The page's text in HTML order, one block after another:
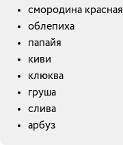
смородина красная
облепиха
папайя
киви
клюква
груша
слива
арбуз